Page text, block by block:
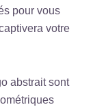
pour vous
votre
abstrait sont